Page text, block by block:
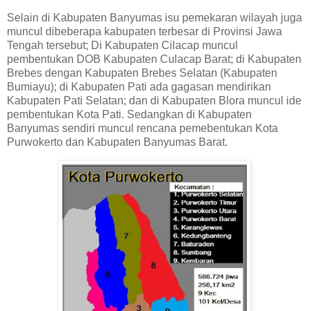
Selain di Kabupaten Banyumas isu pemekaran wilayah juga
muncul dibeberapa kabupaten terbesar di Provinsi Jawa
Tengah tersebut; Di Kabupaten Cilacap muncul
pembentukan DOB Kabupaten Culacap Barat; di Kabupaten
Brebes dengan Kabupaten Brebes Selatan (Kabupaten
Bumiayu); di Kabupaten Pati ada gagasan mendirikan
Kabupaten Pati Selatan; dan di Kabupaten Blora muncul ide
pembentukan Kota Pati. Sedangkan di Kabupaten
Banyumas sendiri muncul rencana pemebentukan Kota
Purwokerto dan Kabupaten Banyumas Barat.